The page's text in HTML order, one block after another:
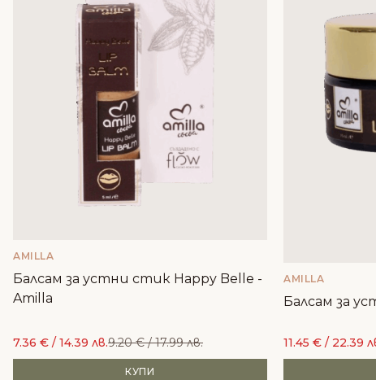
AMILLA
Балсам за устни стик Happy Belle -
Amilla
7.36 € / 14.39 лв.9.20€/ 17.99 лв.
КУПИ
AMILLA
Балсам за
11.45 € / 22.39